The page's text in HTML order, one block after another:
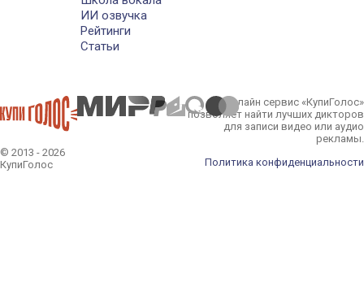
ИИ озвучка
Рейтинги
Статьи
© 2013 - 2026
КупиГолос
Онлайн сервис «КупиГолос»
позволяет найти лучших дикторов
для записи видео или аудио
рекламы.
Политика конфиденциальности